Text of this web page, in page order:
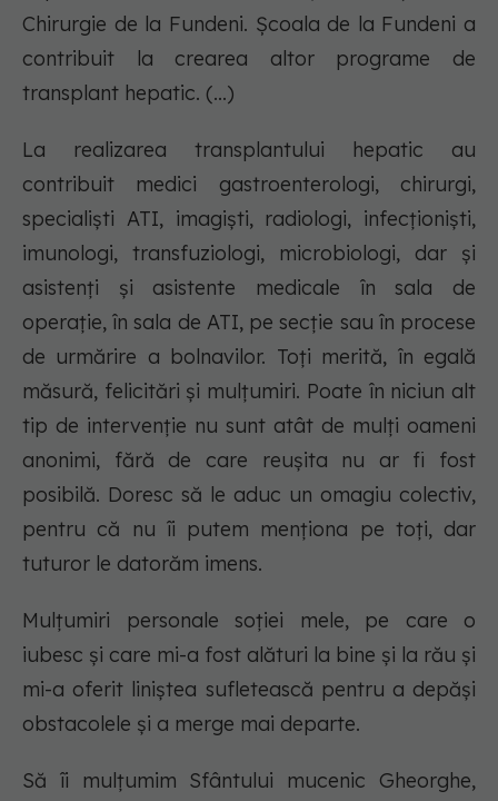
Chirurgie de la Fundeni. Școala de la Fundeni a
contribuit la crearea altor programe de
transplant hepatic. (...)
La realizarea transplantului hepatic au
contribuit medici gastroenterologi, chirurgi,
specialiști ATI, imagiști, radiologi, infecționiști,
imunologi, transfuziologi, microbiologi, dar și
asistenți și asistente medicale în sala de
operație, în sala de ATI, pe secție sau în procese
de urmărire a bolnavilor. Toți merită, în egală
măsură, felicitări și mulțumiri. Poate în niciun alt
tip de intervenție nu sunt atât de mulți oameni
anonimi, fără de care reușita nu ar fi fost
posibilă. Doresc să le aduc un omagiu colectiv,
pentru că nu îi putem menționa pe toți, dar
tuturor le datorăm imens.
Mulțumiri personale soției mele, pe care o
iubesc și care mi-a fost alături la bine și la rău și
mi-a oferit liniștea sufletească pentru a depăși
obstacolele și a merge mai departe.
Să îi mulțumim Sfântului mucenic Gheorghe,